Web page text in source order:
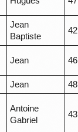
Jean
Baptiste
42
Jean 46
Jean 48
Antoine
Gabriel
43